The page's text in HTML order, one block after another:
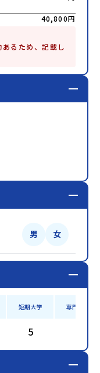
40,800円
るため、記載し
男 女
短期大学 専門学校
5